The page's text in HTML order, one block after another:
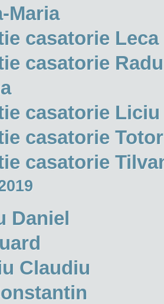
Maria
casatorie
casatorie
casatorie
casatorie
casatorie
Daniel
Claudiu